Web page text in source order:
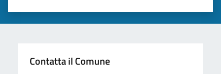
Contatta il Comune